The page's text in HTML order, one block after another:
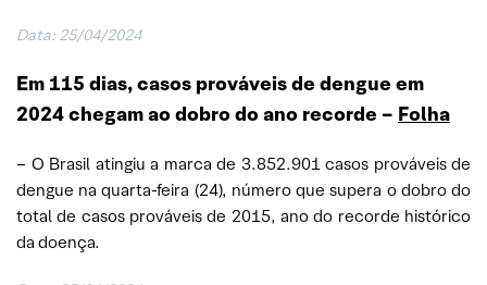
Data: 25/04/2024
Em 115 dias, casos prováveis de dengue em
2024 chegam ao dobro do ano recorde – Folha
– O Brasil atingiu a marca de 3.852.901 casos prováveis de
dengue na quarta-feira (24), número que supera o dobro do
total de casos prováveis de 2015, ano do recorde histórico
da doença.